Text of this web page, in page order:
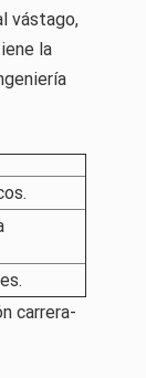
vástago,
la
carrera-